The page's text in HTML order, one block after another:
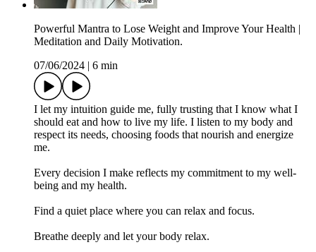
Powerful Mantra to Lose Weight and Improve Your Health |
Meditation and Daily Motivation.
07/06/2024
6 min
I let my intuition guide me, fully trusting that I know what I
should eat and how to live my life. I listen to my body and
respect its needs, choosing foods that nourish and energize
me.
Every decision I make reflects my commitment to my well-
being and my health.
Find a quiet place where you can relax and focus.
Breathe deeply and let your body relax.